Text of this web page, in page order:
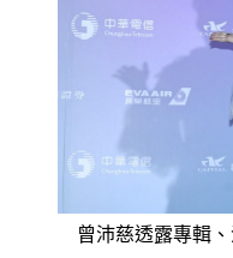
曾沛慈透露專輯